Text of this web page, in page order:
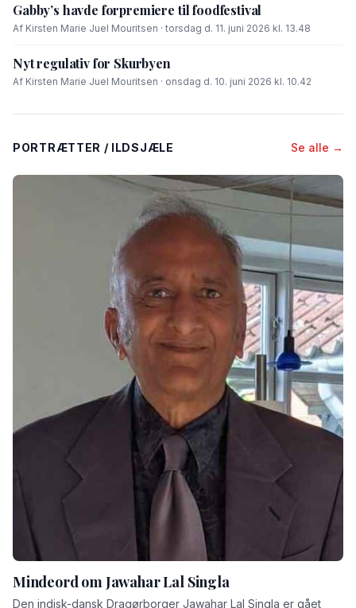
Gabby’s havde forpremiere til foodfestival
Af Kirsten Marie Juel Mouritsen · torsdag d. 11. juni 2026 kl. 13.48
Nyt regulativ for Skurbyen
Af Kirsten Marie Juel Mouritsen · onsdag d. 10. juni 2026 kl. 10.42
PORTRÆTTER / ILDSJÆLE Se alle →
Mindeord om Jawahar Lal Singla
Den indisk-dansk Dragørborger Jawahar Lal Singla er gået